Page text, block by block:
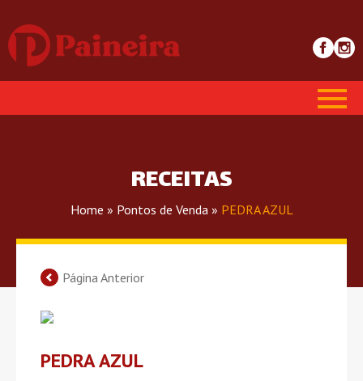
RECEITAS
Home » Pontos de Venda » PEDRA AZUL
Página Anterior
PEDRA AZUL